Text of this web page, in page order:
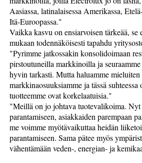
Aasiassa, latinalaisessa Amerikassa,
Itä-Euroopassa."
Vaikka kasvu on ensiarvoisen tärkeää, se
mukaan todennäköisesti tapahdu
"Pyrimme jatkossakin konsolidoimaan
pirstoutuneilla markkinoilla ja
hyvin tarkasti. Mutta haluamme mieluiten
markkinaosuuksiamme ja tässä suhteessa
tuotteemme ovat korkelaatuisia."
"Meillä on jo johtava tuotevalikoima. Nyt
parantamiseen, asiakkaiden parempaan
me voimme myötävaikuttaa heidän
parantamiseen. Sama pätee myös
vähentämään veden-, energian- ja